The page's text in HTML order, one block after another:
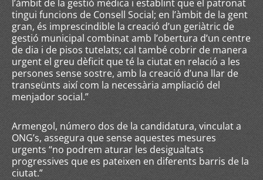
l’àmbit de la gestió mèdica i establint que el patronat
tingui funcions de Consell Social; en l’àmbit de la gent
gran, és imprescindible la creació d’un geriàtric de
gestió municipal combinat amb l’obertura d’un centre
de dia i de pisos tutelats; cal també cobrir de manera
urgent el greu dèficit que té la ciutat en relació a les
persones sense sostre, amb la creació d’una llar de
transeünts així com la necessària ampliació del
menjador social.”
Armengol, número dos de la candidatura, vinculat a
ONG’s, assegura que sense aquestes mesures
urgents “no podrem aturar les desigualtats
progressives que es pateixen en diferents barris de la
ciutat.”